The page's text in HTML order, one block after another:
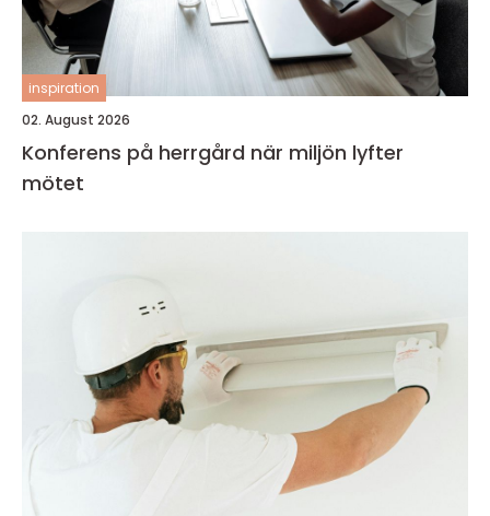
inspiration
02. August 2026
Konferens på herrgård när miljön lyfter
mötet